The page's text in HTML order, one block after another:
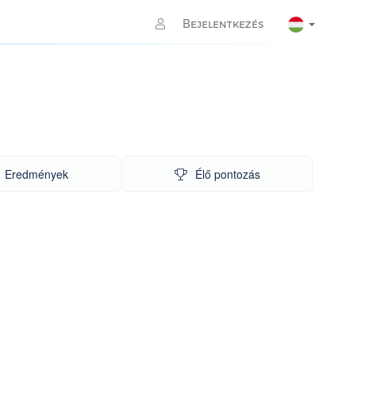
Bejelentkezés
Eredmények Élő pontozás